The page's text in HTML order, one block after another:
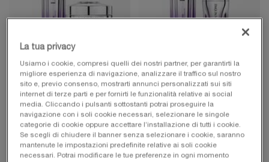
RÉNERGIE KIT ANTI-ETÀ
VISO & CONTORNO OCCHI
Riduzione Mirata delle Rughe &
Azione Rassodante per Occhi e
Viso.
240,00 €
RÉNERGIE H.C.F. TRIPLE
SERUM DUO VISO & OCCHI
Siero e Concentrato Occhi ad Alte
Prestazioni per una Correzione
Visibile.
247,00 €
La tua privacy
Usiamo i cookie, compresi quelli dei nostri partner, per garantirti la
migliore esperienza di navigazione, analizzare il traffico sul nostro
sito e, previo consenso, mostrarti annunci personalizzati sui siti
internet di terze parti e per fornirti le funzionalità relative ai social
media. Cliccando i pulsanti sottostanti potrai proseguire la
navigazione con i soli cookie necessari, selezionare le singole
categorie di cookie oppure accettare l’installazione di tutti i cookie.
Se scegli di chiudere il banner senza selezionare i cookie, saranno
mantenute le impostazioni predefinite relative ai soli cookie
necessari. Potrai modificare le tue preferenze in ogni momento